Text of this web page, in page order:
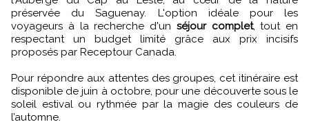
préservée du Saguenay. L'option idéale pour les
voyageurs à la recherche d'un séjour complet, tout en
respectant un budget limité grâce aux prix incisifs
proposés par Receptour Canada.
Pour répondre aux attentes des groupes, cet itinéraire est
disponible de juin à octobre, pour une découverte sous le
soleil estival ou rythmée par la magie des couleurs de
l’automne.